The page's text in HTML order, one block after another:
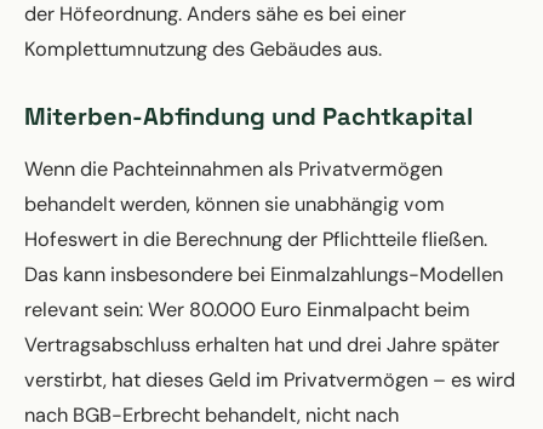
der Höfeordnung. Anders sähe es bei einer
Komplettumnutzung des Gebäudes aus.
Miterben-Abfindung und Pachtkapital
Wenn die Pachteinnahmen als Privatvermögen
behandelt werden, können sie unabhängig vom
Hofeswert in die Berechnung der Pflichtteile fließen.
Das kann insbesondere bei Einmalzahlungs-Modellen
relevant sein: Wer 80.000 Euro Einmalpacht beim
Vertragsabschluss erhalten hat und drei Jahre später
verstirbt, hat dieses Geld im Privatvermögen – es wird
nach BGB-Erbrecht behandelt, nicht nach